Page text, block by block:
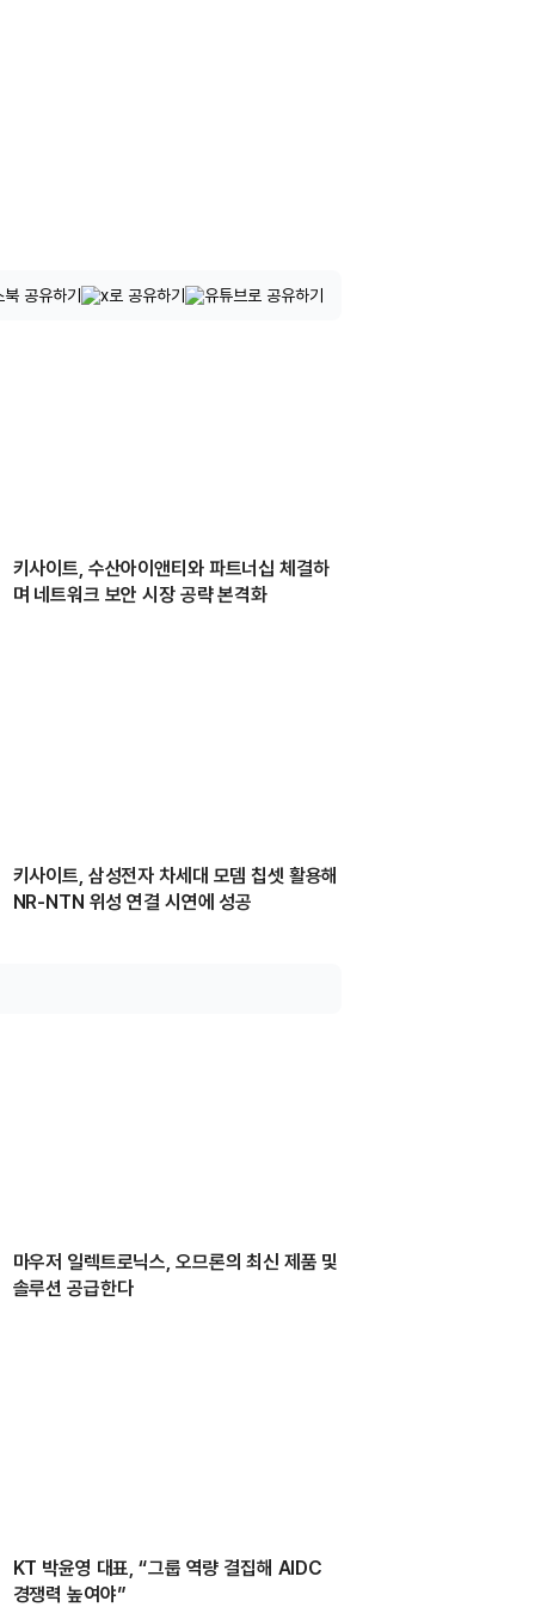
키사이트, 수산아이앤티와 파트너십 체결하
며 네트워크 보안 시장 공략 본격화
키사이트, 삼성전자 차세대 모뎀 칩셋 활용해
NR-NTN 위성 연결 시연에 성공
마우저 일렉트로닉스, 오므론의 최신 제품 및
솔루션 공급한다
KT 박윤영 대표, “그룹 역량 결집해 AIDC
경쟁력 높여야”